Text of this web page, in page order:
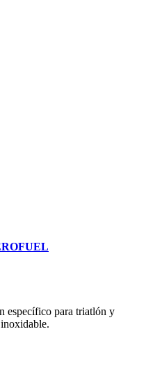
específico para triatlón y